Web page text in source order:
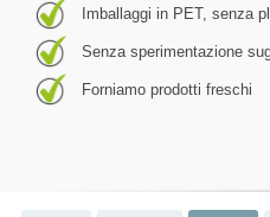
Imballaggi in PET, senza
Senza sperimentazione
Forniamo prodotti freschi